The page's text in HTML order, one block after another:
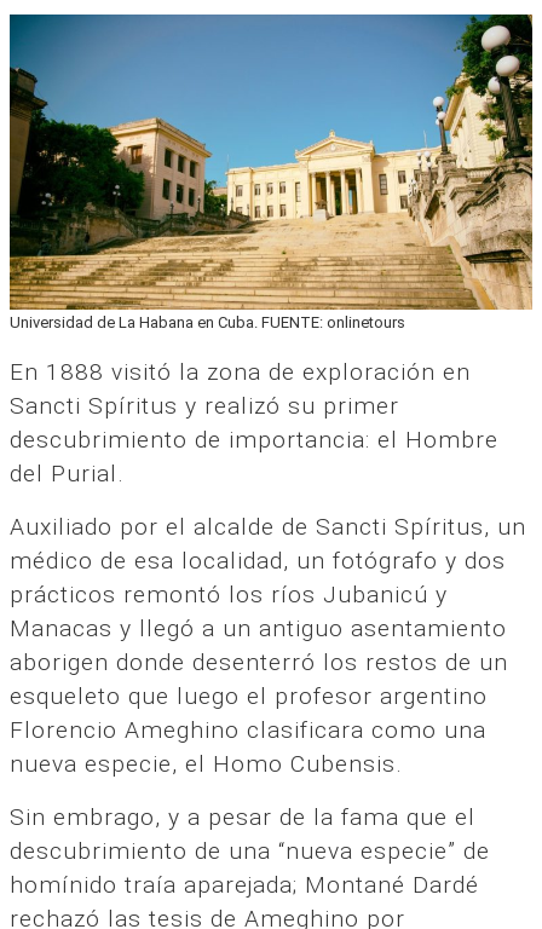
Universidad de La Habana en Cuba. FUENTE: onlinetours
En 1888 visitó la zona de exploración en
Sancti Spíritus y realizó su primer
descubrimiento de importancia: el Hombre
del Purial.
Auxiliado por el alcalde de Sancti Spíritus, un
médico de esa localidad, un fotógrafo y dos
prácticos remontó los ríos Jubanicú y
Manacas y llegó a un antiguo asentamiento
aborigen donde desenterró los restos de un
esqueleto que luego el profesor argentino
Florencio Ameghino clasificara como una
nueva especie, el Homo Cubensis.
Sin embrago, y a pesar de la fama que el
descubrimiento de una “nueva especie” de
homínido traía aparejada; Montané Dardé
rechazó las tesis de Ameghino por